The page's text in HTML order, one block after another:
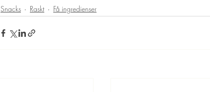
Snacks
Raskt Få ingredienser